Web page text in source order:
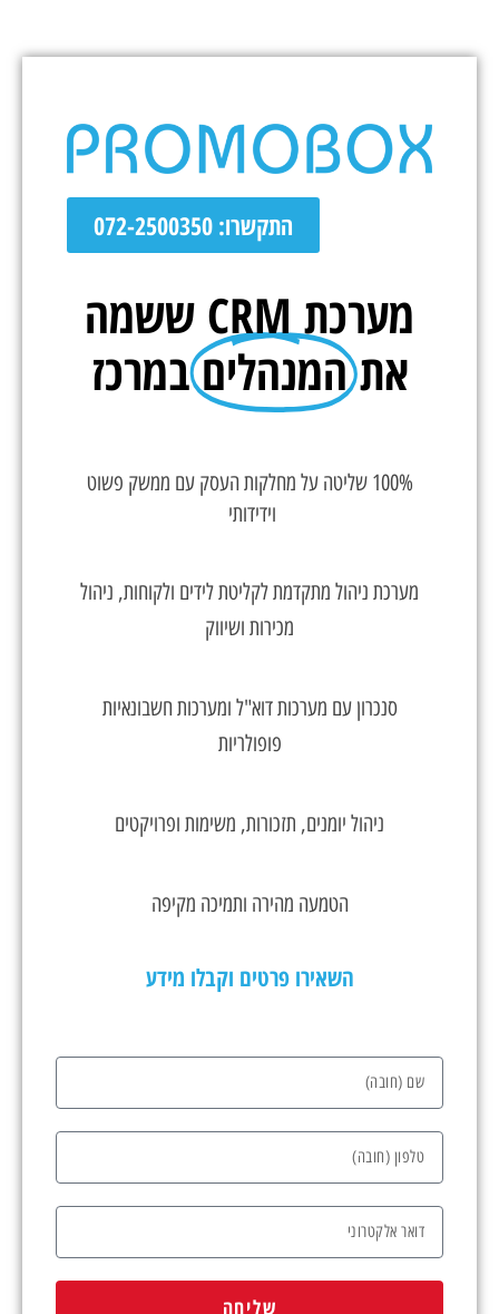
התקשרו: 072-2500350
מערכת CRM ששמה
אתהמנהליםבמרכז
100% שליטה על מחלקות העסק עם ממשק פשוט
וידידותי
מערכת ניהול מתקדמת לקליטת לידים ולקוחות, ניהול
מכירות ושיווק
סנכרון עם מערכות דוא"ל ומערכות חשבונאיות
פופולריות
ניהול יומנים, תזכורות, משימות ופרויקטים
הטמעה מהירה ותמיכה מקיפה
השאירו פרטים וקבלו מידע
שליחה